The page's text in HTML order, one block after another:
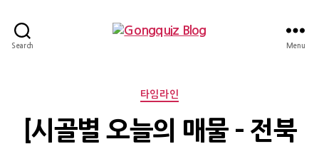
Search Menu
Categories
타임라인
[시골별 오늘의 매물 – 전북